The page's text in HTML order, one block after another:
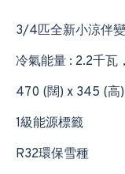
3/4匹全新小涼伴
冷氣能量 : 2.2千瓦
470 (闊) x 345 (高
1級能源標籤
R32環保雪種